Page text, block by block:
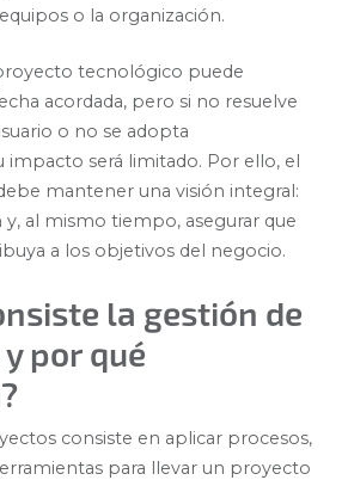
o la organización.
tecnológico puede
acordada, pero si no resuelve
o no se adopta
impacto será limitado. Por ello, el
mantener una visión integral:
y, al mismo tiempo, asegurar que
a los objetivos del negocio.
la gestión de
por qué
consiste en aplicar procesos,
para llevar un proyecto